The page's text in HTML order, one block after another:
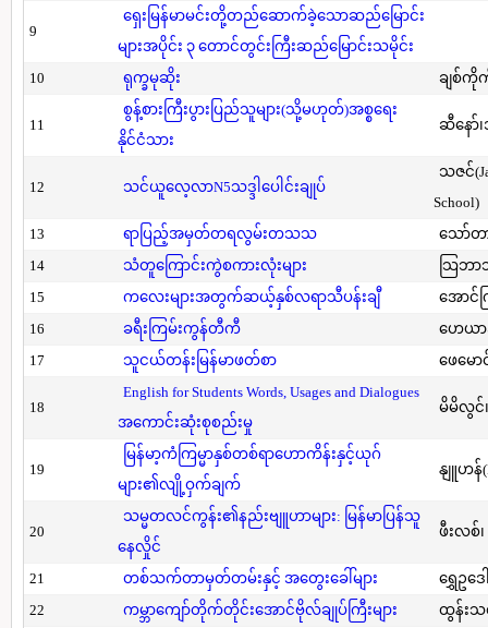
9
ရှေးမြန်မာမင်းတို့တည်ဆောက်ခဲ့သောဆည်မြောင်း
များအပိုင်း ၃ တောင်တွင်းကြီးဆည်မြောင်းသမိုင်း
10
ရုက္ခမုဆိုး ချစ်ကို
11
စွန့်စားကြီးပွားပြည်သူများ(သို့မဟုတ်)အစ္စရေး
နိုင်ငံသား
ဆီနော်၊
12 သင်ယူလေ့လာN5သဒ္ဒါပေါင်းချုပ်
သဇင်
School)
13
ရာပြည့်အမှတ်တရလွမ်းတသသ
သော်တ
14
သံတူကြောင်းကွဲစကားလုံးများ
သြဘာ
15
ကလေးများအတွက်ဆယ့်နှစ်လရာသီပန်းချီ
အောင်
16
ခရီးကြမ်းကွန်တီကီ
ဟေယာ
17
သူငယ်တန်းမြန်မာဖတ်စာ ဖေမော
18
English for Students Words, Usages and Dialogues
အကောင်းဆုံးစုစည်းမှု
မိမိလွင်၊
19
မြန်မာ့ကံကြမ္မာနှစ်တစ်ရာဟောကိန်းနှင့်ယုဂ်
များ၏လျို့ဝှက်ချက်
နျူဟန်
20
သမ္မတလင်ကွန်း၏နည်းဗျူဟာများ: မြန်မာပြန်သူ
နေလှိုင်
ဖီးလစ်
21 တစ်သက်တာမှတ်တမ်းနှင့် အတွေးခေါ်များ
ရွှေဥဒေ
22
ကမ္ဘာကျော်တိုက်တိုင်းအောင်ဗိုလ်ချုပ်ကြီးများ
ထွန်းသ